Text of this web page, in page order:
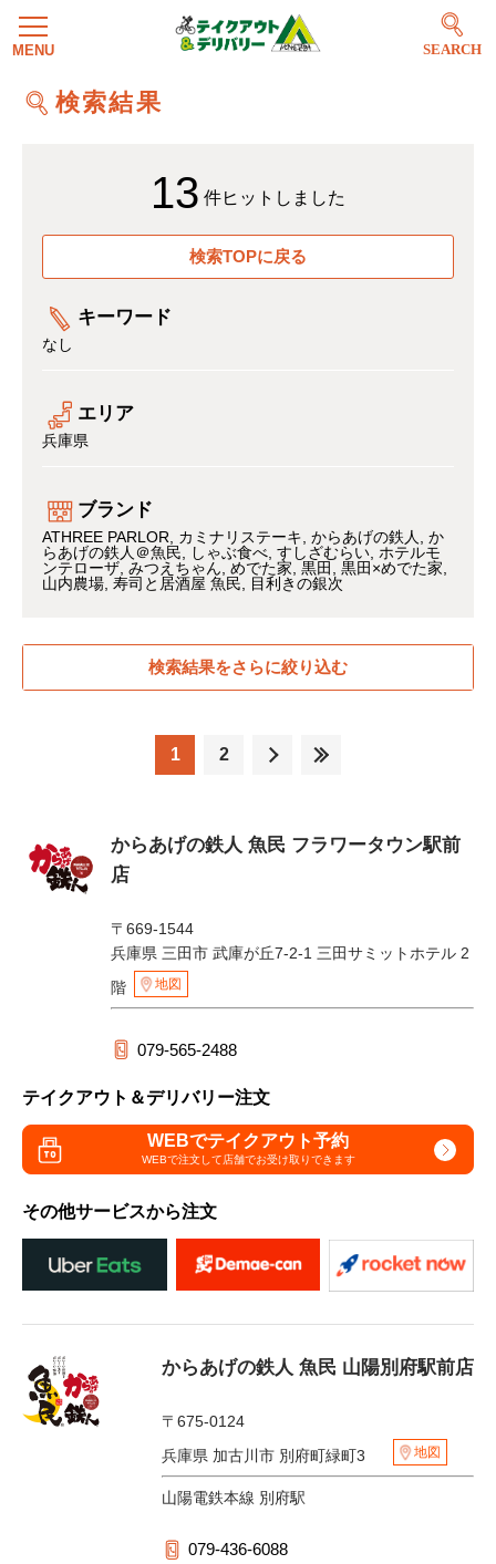
SEARCH
検索結果
13 件ヒットしました
検索TOPに戻る
キーワード
なし
エリア
兵庫県
ブランド
ATHREE PARLOR カミナリステーキ からあげの鉄人
か
らあげの鉄人＠魚民
しゃぶ食べ すしざむらい ホテルモ
ンテローザ みつえちゃん めでた家 黒田
黒田×めでた家
山内農場 寿司と居酒屋 魚民 目利きの銀次
検索結果をさらに絞り込む
1 2
からあげの鉄人 魚民 フラワータウン駅前
店
〒669-1544
兵庫県 三田市 武庫が丘7-2-1 三田サミットホテル 2
階
地図
079-565-2488
テイクアウト＆デリバリー注文
WEBでテイクアウト予約
WEBで注文して店舗でお受け取りできます
その他サービスから注文
からあげの鉄人 魚民 山陽別府駅前店
〒675-0124
兵庫県 加古川市 別府町緑町3
地図
山陽電鉄本線 別府駅
079-436-6088